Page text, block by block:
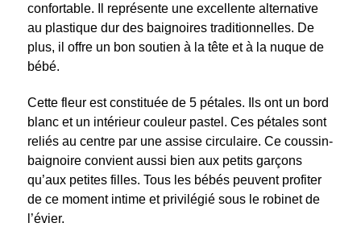
confortable. Il représente une excellente alternative
au plastique dur des baignoires traditionnelles. De
plus, il offre un bon soutien à la tête et à la nuque de
bébé.
Cette fleur est constituée de 5 pétales. Ils ont un bord
blanc et un intérieur couleur pastel. Ces pétales sont
reliés au centre par une assise circulaire. Ce coussin-
baignoire convient aussi bien aux petits garçons
qu’aux petites filles. Tous les bébés peuvent profiter
de ce moment intime et privilégié sous le robinet de
l’évier.